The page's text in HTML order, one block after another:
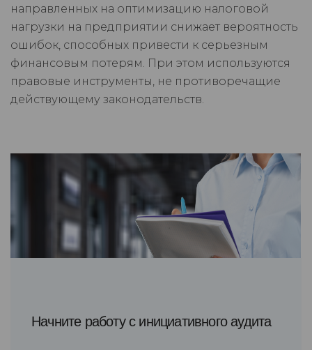
направленных на оптимизацию налоговой
нагрузки на предприятии снижает вероятность
ошибок, способных привести к серьезным
финансовым потерям. При этом используются
правовые инструменты, не противоречащие
действующему законодательств.
Начните работу с инициативного аудита